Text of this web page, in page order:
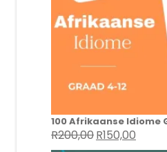
100 Afrikaanse Idiome
R200,00 Original
price
R150,00
price